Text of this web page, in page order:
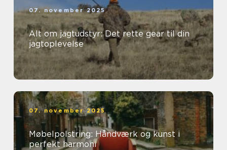
07. november 2025
Alt om jagtudstyr: Det rette gear til din
jagtoplevelse
07. november 2025
Møbelpolstring: Håndværk og kunst i
perfekt harmoni